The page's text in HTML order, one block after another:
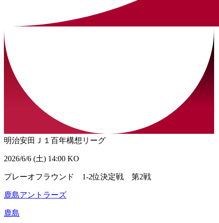
明治安田Ｊ１百年構想リーグ
2026/6/6 (土) 14:00 KO
プレーオフラウンド 1-2位決定戦 第2戦
鹿島アントラーズ
鹿島